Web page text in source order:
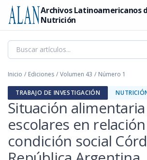
Archivos Latinoamericanos
Nutrición
Inicio / Ediciones / Volumen 43 / Número 1
TRABAJO DE INVESTIGACIÓN
Situación
escolares en
condición social